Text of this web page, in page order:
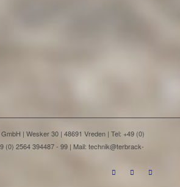
| Wesker 30 | 48691 Vreden | Tel: +49 (0)
(0) 2564 394487 - 99 | Mail: technik@terbrack-